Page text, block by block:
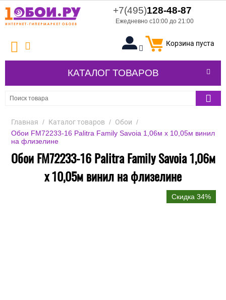
+7(495)128-48-87
Ежедневно с10:00 до 21:00
Корзина пуста
КАТАЛОГ ТОВАРОВ
Главная / Каталог товаров / Обои /
Обои FM72233-16 Palitra Family Savoia 1,06м х 10,05м винил
на флизелине
Обои FM72233-16 Palitra Family Savoia 1,06м
х 10,05м винил на флизелине
Скидка 34%